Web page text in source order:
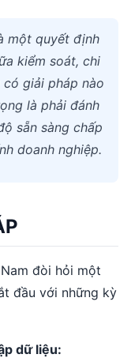
một quyết định
kiểm soát, chi
giải pháp nào
là phải đánh
sẵn sàng chấp
doanh nghiệp.
đòi hỏi một
đầu với những kỳ
dữ liệu: